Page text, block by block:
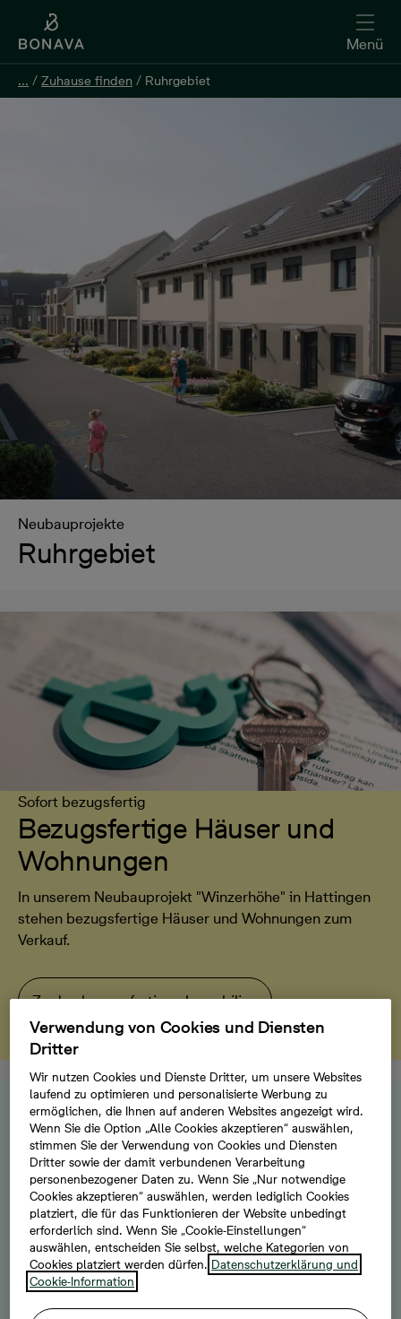
Menü
... / Zuhause finden / Ruhrgebiet
Neubauprojekte
Ruhrgebiet
Sofort bezugsfertig
Bezugsfertige Häuser und
Wohnungen
In unserem Neubauprojekt "Winzerhöhe" in Hattingen
stehen bezugsfertige Häuser und Wohnungen zum
Verkauf.
Zu den bezugsfertigen Immobilien
Finden Sie Ihre Immobilie im Ruhrgebiet
Hier bauen wir für Sie
Bergkamen Bottrop Recklinghausen
Verwendung von Cookies und Diensten
Dritter
Wir nutzen Cookies und Dienste Dritter, um unsere Websites
laufend zu optimieren und personalisierte Werbung zu
ermöglichen, die Ihnen auf anderen Websites angezeigt wird.
Wenn Sie die Option „Alle Cookies akzeptieren“ auswählen,
stimmen Sie der Verwendung von Cookies und Diensten
Dritter sowie der damit verbundenen Verarbeitung
personenbezogener Daten zu. Wenn Sie „Nur notwendige
Cookies akzeptieren“ auswählen, werden lediglich Cookies
platziert, die für das Funktionieren der Website unbedingt
erforderlich sind. Wenn Sie „Cookie-Einstellungen“
auswählen, entscheiden Sie selbst, welche Kategorien von
Cookies platziert werden dürfen. Datenschutzerklärung und
Cookie-Information